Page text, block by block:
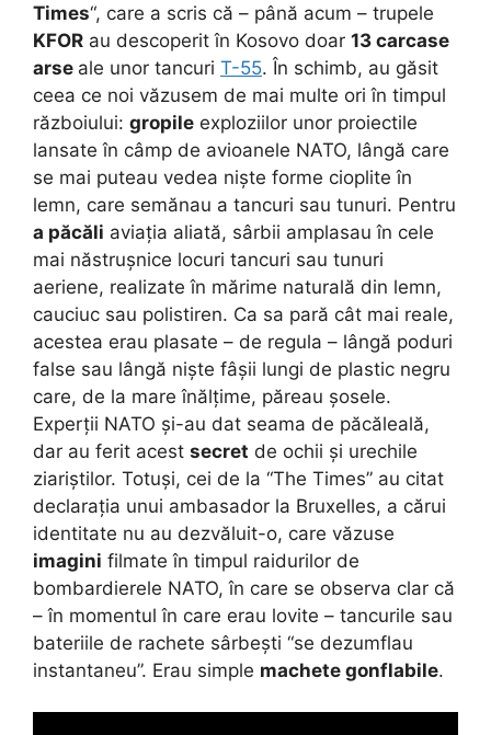
Times“, care a scris că – până acum – trupele
KFOR au descoperit în Kosovo doar 13 carcase
arse ale unor tancuri T-55. În schimb, au găsit
ceea ce noi văzusem de mai multe ori în timpul
războiului: gropile exploziilor unor proiectile
lansate în câmp de avioanele NATO, lângă care
se mai puteau vedea niște forme cioplite în
lemn, care semănau a tancuri sau tunuri. Pentru
a păcăli aviația aliată, sârbii amplasau în cele
mai năstrușnice locuri tancuri sau tunuri
aeriene, realizate în mărime naturală din lemn,
cauciuc sau polistiren. Ca sa pară cât mai reale,
acestea erau plasate – de regula – lângă poduri
false sau lângă niște fâșii lungi de plastic negru
care, de la mare înălțime, păreau șosele.
Experții NATO și-au dat seama de păcăleală,
dar au ferit acest secret de ochii și urechile
ziariștilor. Totuși, cei de la “The Times” au citat
declarația unui ambasador la Bruxelles, a cărui
identitate nu au dezvăluit-o, care văzuse
imagini filmate în timpul raidurilor de
bombardierele NATO, în care se observa clar că
– în momentul în care erau lovite – tancurile sau
bateriile de rachete sârbești “se dezumflau
instantaneu”. Erau simple machete gonflabile.